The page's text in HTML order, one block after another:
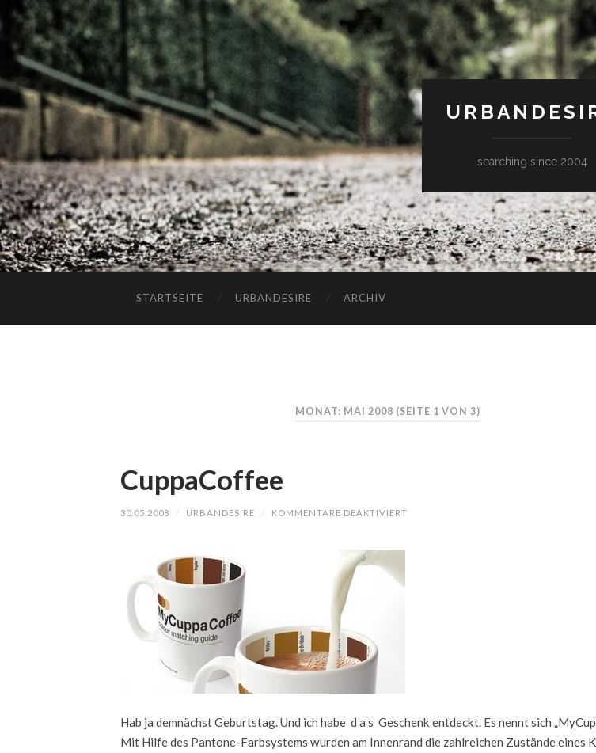
searching since 2004
STARTSEITE URBANDESIRE ARCHIV
MONAT: MAI 2008 (SEITE 1 VON 3)
CuppaCoffee
30.05.2008 / URBANDESIRE / KOMMENTARE DEAKTIVIERT
Hab ja demnächst Geburtstag. Und ich habe d a s Geschenk entdeckt. Es nennt sich
Mit Hilfe des Pantone-Farbsystems wurden am Innenrand die zahlreichen Zustände eines